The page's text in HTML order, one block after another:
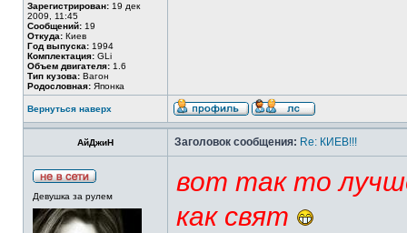
Зарегистрирован: 19 дек
2009, 11:45
Сообщений: 19
Откуда: Киев
Год выпуска: 1994
Комплектация: GLi
Объем двигателя: 1.6
Тип кузова: Вагон
Родословная: Японка
Вернуться наверх
АйДжиН Заголовок сообщения: Re: КИЕВ!!!
Девушка за рулем
вот так то
как свят